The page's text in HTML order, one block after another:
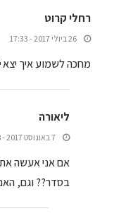
רחלי קרוט
26 ביולי 2017 - 17:33
מחכה לשמוע איך
ליאורה
7 באוגוסט 2017 - 11:18
בסדר?? וגם, האם